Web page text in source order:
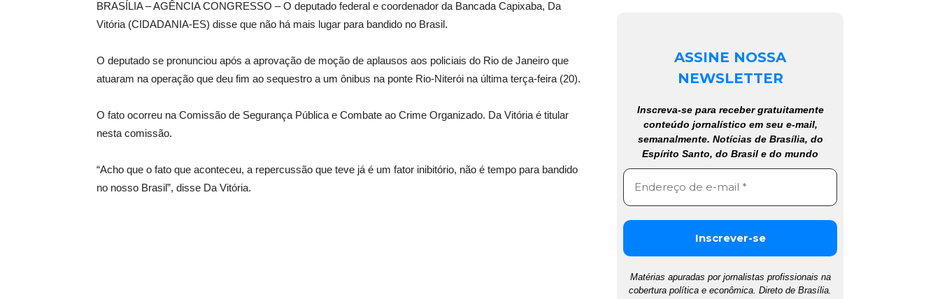
BRASÍLIA – AGÊNCIA CONGRESSO – O deputado federal e coordenador da Bancada Capixaba, Da
Vitória (CIDADANIA-ES) disse que não há mais lugar para bandido no Brasil.
O deputado se pronunciou após a aprovação de moção de aplausos aos policiais do Rio de Janeiro que
atuaram na operação que deu fim ao sequestro a um ônibus na ponte Rio-Niterói na última terça-feira (20).
O fato ocorreu na Comissão de Segurança Pública e Combate ao Crime Organizado. Da Vitória é titular
nesta comissão.
“Acho que o fato que aconteceu, a repercussão que teve já é um fator inibitório, não é tempo para bandido
no nosso Brasil”, disse Da Vitória.
ASSINE NOSSA
NEWSLETTER
Inscreva-se para receber gratuitamente
conteúdo jornalístico em seu e-mail,
semanalmente. Notícias de Brasília, do
Espírito Santo, do Brasil e do mundo
Matérias apuradas por jornalistas profissionais na
cobertura política e econômica. Direto de Brasília.